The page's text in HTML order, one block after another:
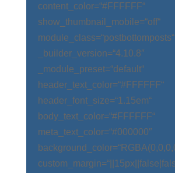
content_color=“#FFFFFF“
show_thumbnail_mobile=“off“
module_class=“postbottomposts“
_builder_version=“4.10.8″
_module_preset=“default“
header_text_color=“#FFFFFF“
header_font_size=“1.15em“
body_text_color=“#FFFFFF“
meta_text_color=“#000000″